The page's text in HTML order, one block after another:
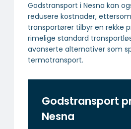
Godstransport i Nesna kan
redusere kostnader,
transportører tilbyr en rekke
rimelige standard
avanserte alternativer som
termotransport.
Godstransport
Nesna